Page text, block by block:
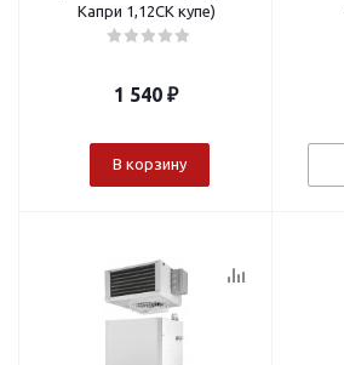
Капри 1,12СК купе)
1 540 ₽
В корзину